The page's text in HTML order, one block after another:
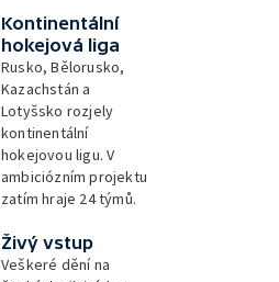
Kontinentální
hokejová liga
Rusko, Bělorusko,
Kazachstán a
Lotyšsko rozjely
kontinentální
hokejovou ligu. V
ambiciózním projektu
zatím hraje 24 týmů.
Živý vstup
Veškeré dění na